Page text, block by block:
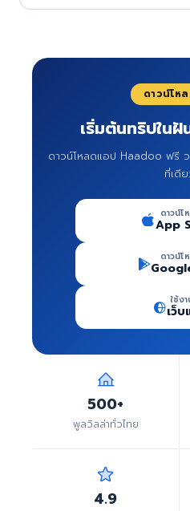
ดาวน์โห
เริ่มต้นทริปใน
ดาวน์โหลดแอป Haadoo ฟรี ว
ที่เดี
ดาวน์โ
App
ดาวน์โ
ใช้ง
เว็
500+
พูลวิลล่าทั่วไทย
4.9